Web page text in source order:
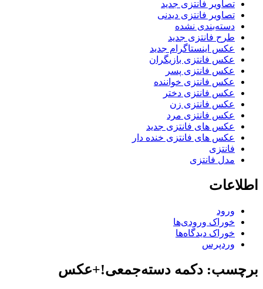
تصاویر فانتزی جدید
تصاویر فانتزی دیدنی
دسته‌بندی نشده
طرح فانتزی جدید
عکس اینستاگرام جدید
عکس فانتزی بازیگران
عکس فانتزی پسر
عکس فانتزی خواننده
عکس فانتزی دختر
عکس فانتزی زن
عکس فانتزی مرد
عکس های فانتزی جدید
عکس های فانتزی خنده دار
فانتزی
مدل فانتزی
اطلاعات
ورود
خوراک ورودی‌ها
خوراک دیدگاه‌ها
وردپرس
برچسب: دکمه‌‌ دسته‌جمعی‌!+عکس